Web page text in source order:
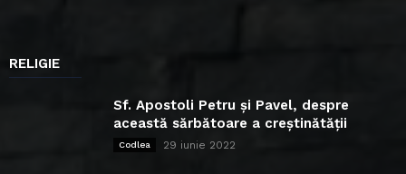
RELIGIE
Sf. Apostoli Petru și Pavel, despre
această sărbătoare a creștinătății
Codlea 29 iunie 2022